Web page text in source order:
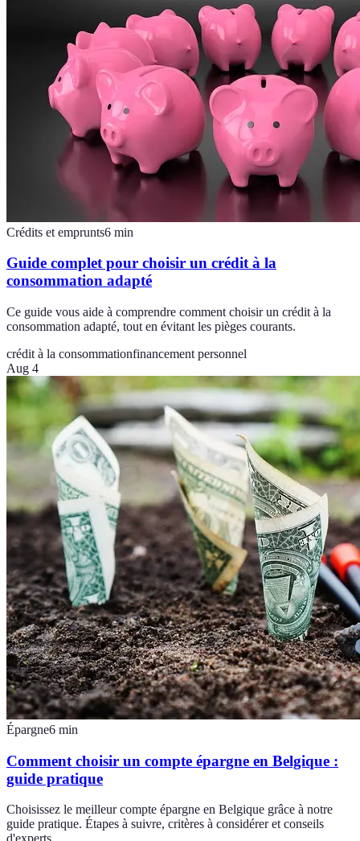
Crédits et emprunts6 min
Guide complet pour choisir un crédit à la
consommation adapté
Ce guide vous aide à comprendre comment choisir un crédit à la
consommation adapté, tout en évitant les pièges courants.
crédit à la consommationfinancement personnel
Aug 4
Épargne6 min
Comment choisir un compte épargne en Belgique :
guide pratique
Choisissez le meilleur compte épargne en Belgique grâce à notre
guide pratique. Étapes à suivre, critères à considérer et conseils